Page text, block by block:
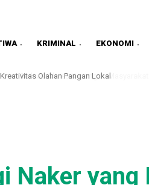
KRIMINAL EKONOMI
Perluas Akses Keuangan Masyarakat
Naker